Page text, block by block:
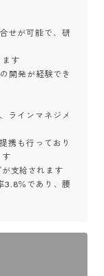
せが可能で、研
ます
開発が経験でき
ラインマネジメ
携も行っており
す
支給されます
3.8％であり、腰